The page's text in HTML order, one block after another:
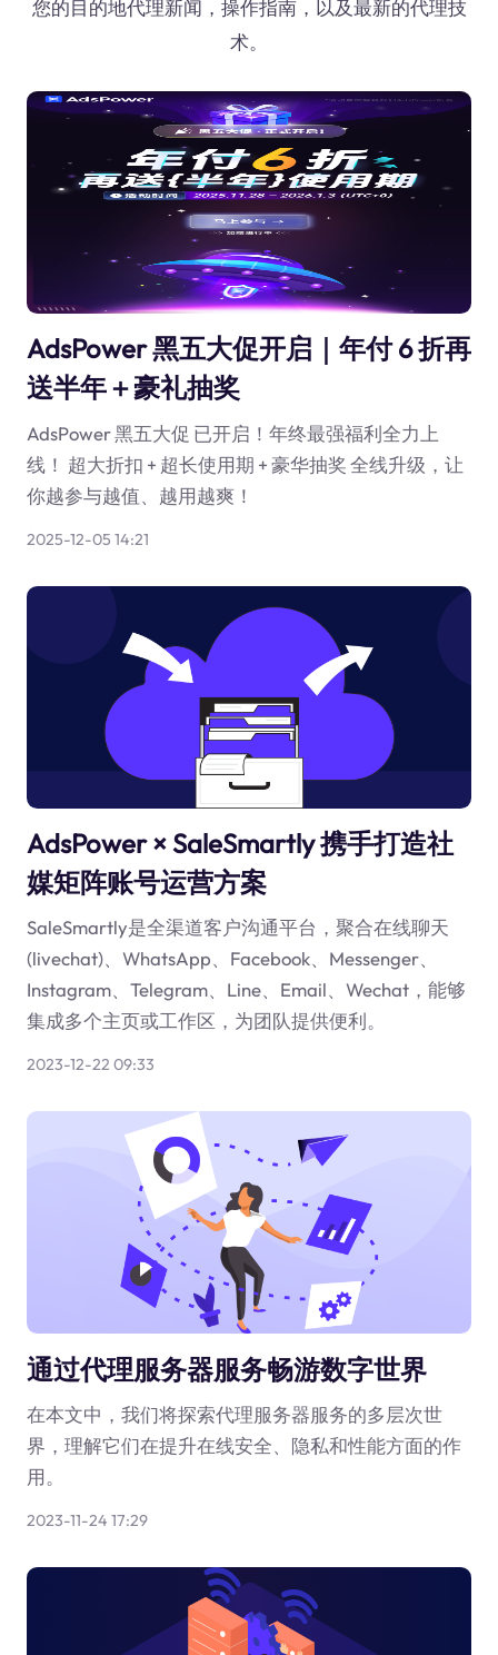
您的目的地代理新闻，操作指南，以及最新的代理技
术。
AdsPower 黑五大促开启｜年付 6 折再
送半年＋豪礼抽奖
AdsPower 黑五大促 已开启！年终最强福利全力上
线！ 超大折扣 + 超长使用期 + 豪华抽奖 全线升级，让
你越参与越值、越用越爽！
2025-12-05 14:21
AdsPower × SaleSmartly 携手打造社
媒矩阵账号运营方案
SaleSmartly是全渠道客户沟通平台，聚合在线聊天
(livechat)、WhatsApp、Facebook、Messenger、
Instagram、Telegram、Line、Email、Wechat，能够
集成多个主页或工作区，为团队提供便利。
2023-12-22 09:33
通过代理服务器服务畅游数字世界
在本文中，我们将探索代理服务器服务的多层次世
界，理解它们在提升在线安全、隐私和性能方面的作
用。
2023-11-24 17:29